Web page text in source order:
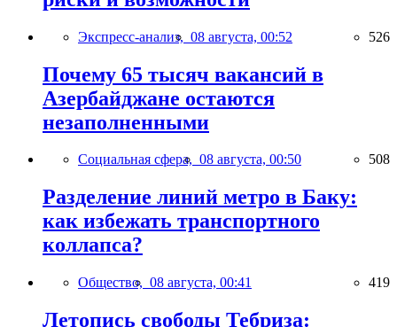
Экспресс-анализ, 08 августа, 00:52 526
Почему 65 тысяч вакансий в
Азербайджане остаются
незаполненными
Социальная сфера, 08 августа, 00:50 508
Разделение линий метро в Баку:
как избежать транспортного
коллапса?
Общество, 08 августа, 00:41 419
Летопись свободы Тебриза: